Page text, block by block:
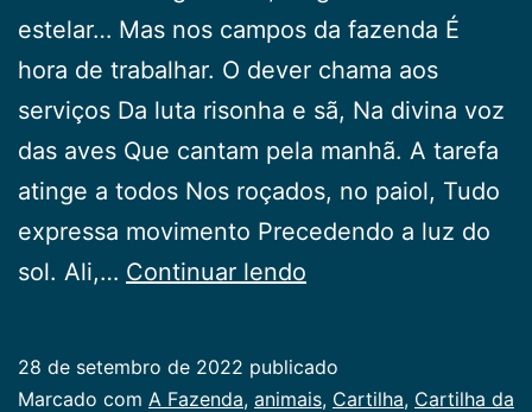
estelar… Mas nos campos da fazenda É
hora de trabalhar. O dever chama aos
serviços Da luta risonha e sã, Na divina voz
das aves Que cantam pela manhã. A tarefa
atinge a todos Nos roçados, no paiol, Tudo
expressa movimento Precedendo a luz do
sol. Ali,… Continuar lendo
28 de setembro de 2022 publicado
Categorizado
Marcado com A Fazenda, animais, Cartilha, Cartilha da